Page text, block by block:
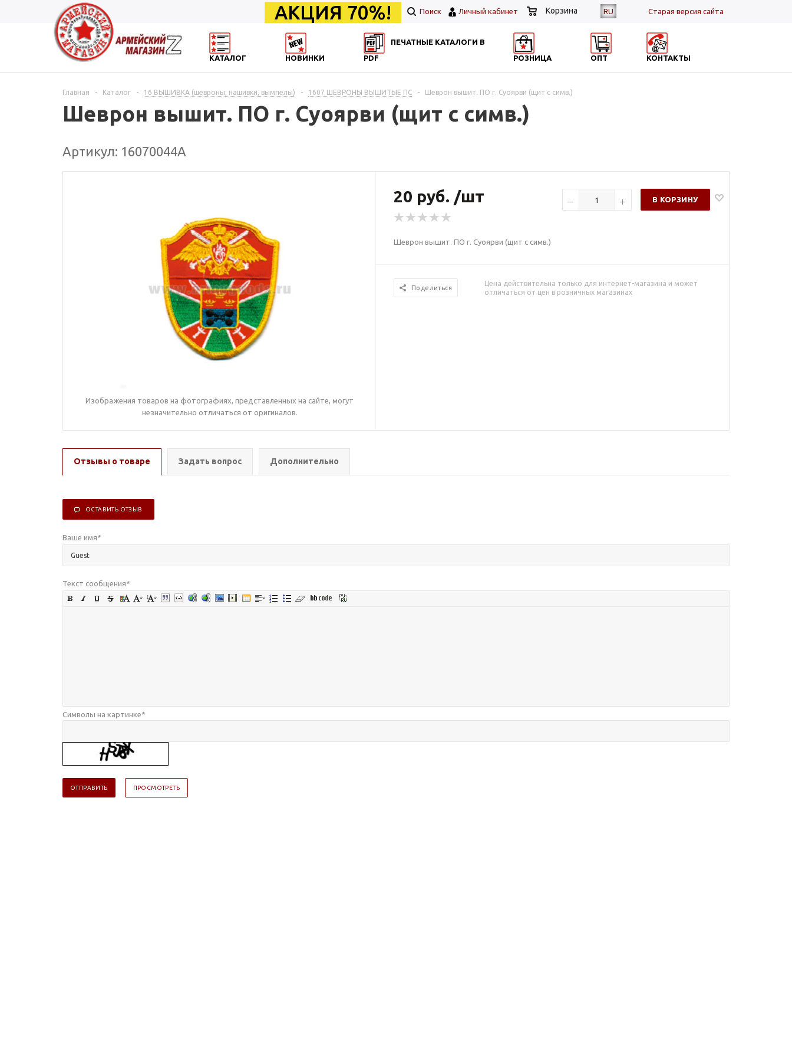
RU Cтарая версия сайта
АКЦИЯ 70%! Поиск Личный кабинет Корзина
КАТАЛОГ НОВИНКИ
ПЕЧАТНЫЕ КАТАЛОГИ В
PDF
РОЗНИЦА ОПТ КОНТАКТЫ
Главная - Каталог - 16 ВЫШИВКА (шевроны, нашивки, вымпелы) - 1607 ШЕВРОНЫ ВЫШИТЫЕ ПС - Шеврон вышит. ПО г. Суоярви (щит с симв.)
Шеврон вышит. ПО г. Суоярви (щит с симв.)
Артикул: 16070044А
Изображения товаров на фотографиях, представленных на сайте, могут
незначительно отличаться от оригиналов.
20 руб. /шт В КОРЗИНУ
Шеврон вышит. ПО г. Суоярви (щит с симв.)
Поделиться
Цена действительна только для интернет-магазина и может
отличаться от цен в розничных магазинах
Отзывы о товаре Задать вопрос Дополнительно
ОСТАВИТЬ ОТЗЫВ
Ваше имя*
Текст сообщения*
Символы на картинке*